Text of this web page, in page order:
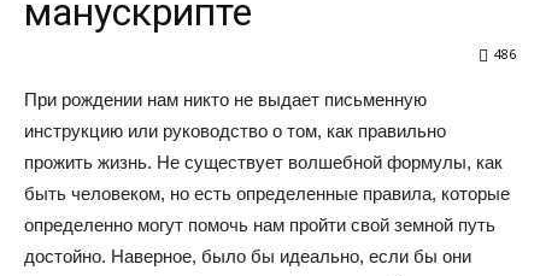
манускрипте
486
При рождении нам никто не выдает письменную
инструкцию или руководство о том, как правильно
прожить жизнь. Не существует волшебной формулы, как
быть человеком, но есть определенные правила, которые
определенно могут помочь нам пройти свой земной путь
достойно. Наверное, было бы идеально, если бы они